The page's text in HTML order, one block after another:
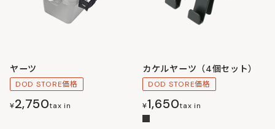
ヤーツ
DOD STORE価格
¥2,750tax in
カケルヤーツ（4個セット）
DOD STORE価格
¥1,650tax in